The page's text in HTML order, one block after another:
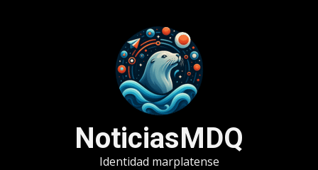
NoticiasMDQ
Identidad marplatense